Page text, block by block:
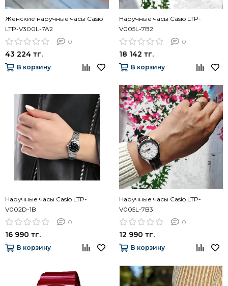
Женские наручные часы Casio
LTP-V300L-7A2
0
43 224 тг.
В корзину
Наручные часы Casio LTP-
V005L-7B2
0
18 142 тг.
В корзину
Наручные часы Casio LTP-
V002D-1B
0
16 990 тг.
В корзину
Наручные часы Casio LTP-
V005L-7B3
0
12 990 тг.
В корзину